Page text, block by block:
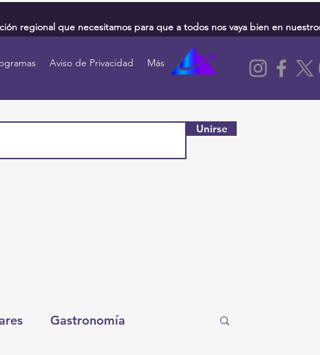
regional que necesitamos para que a todos nos vaya bien en
Aviso de Privacidad Más
Unirse
Gastronomía